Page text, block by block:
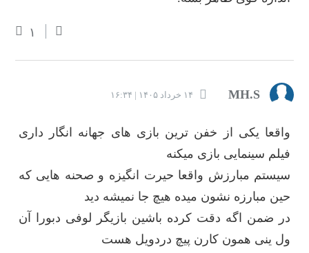
۱
MH.S ۱۴ خرداد ۱۴۰۵ | ۱۶:۳۴
واقعا یکی از خفن ترین بازی های جهانه انگار داری
فیلم سینمایی بازی میکنه
سیستم مبارزش واقعا حیرت انگیزه و صحنه هایی که
حین مبارزه نشون میده هیچ جا نمیشه دید
در ضمن اگه دقت کرده باشین بازیگر لوفی دبورا آن
ول ینی همون کارن پیچ دردویل هست